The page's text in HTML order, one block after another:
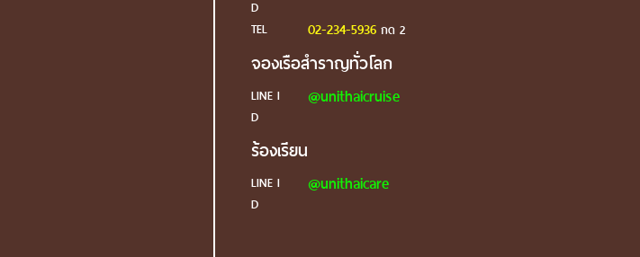
D
TEL 02-234-5936กด 2
จองเรือสำราญทั่วโลก
LINE I
D
@unithaicruise
ร้องเรียน
LINE I
D
@unithaicare